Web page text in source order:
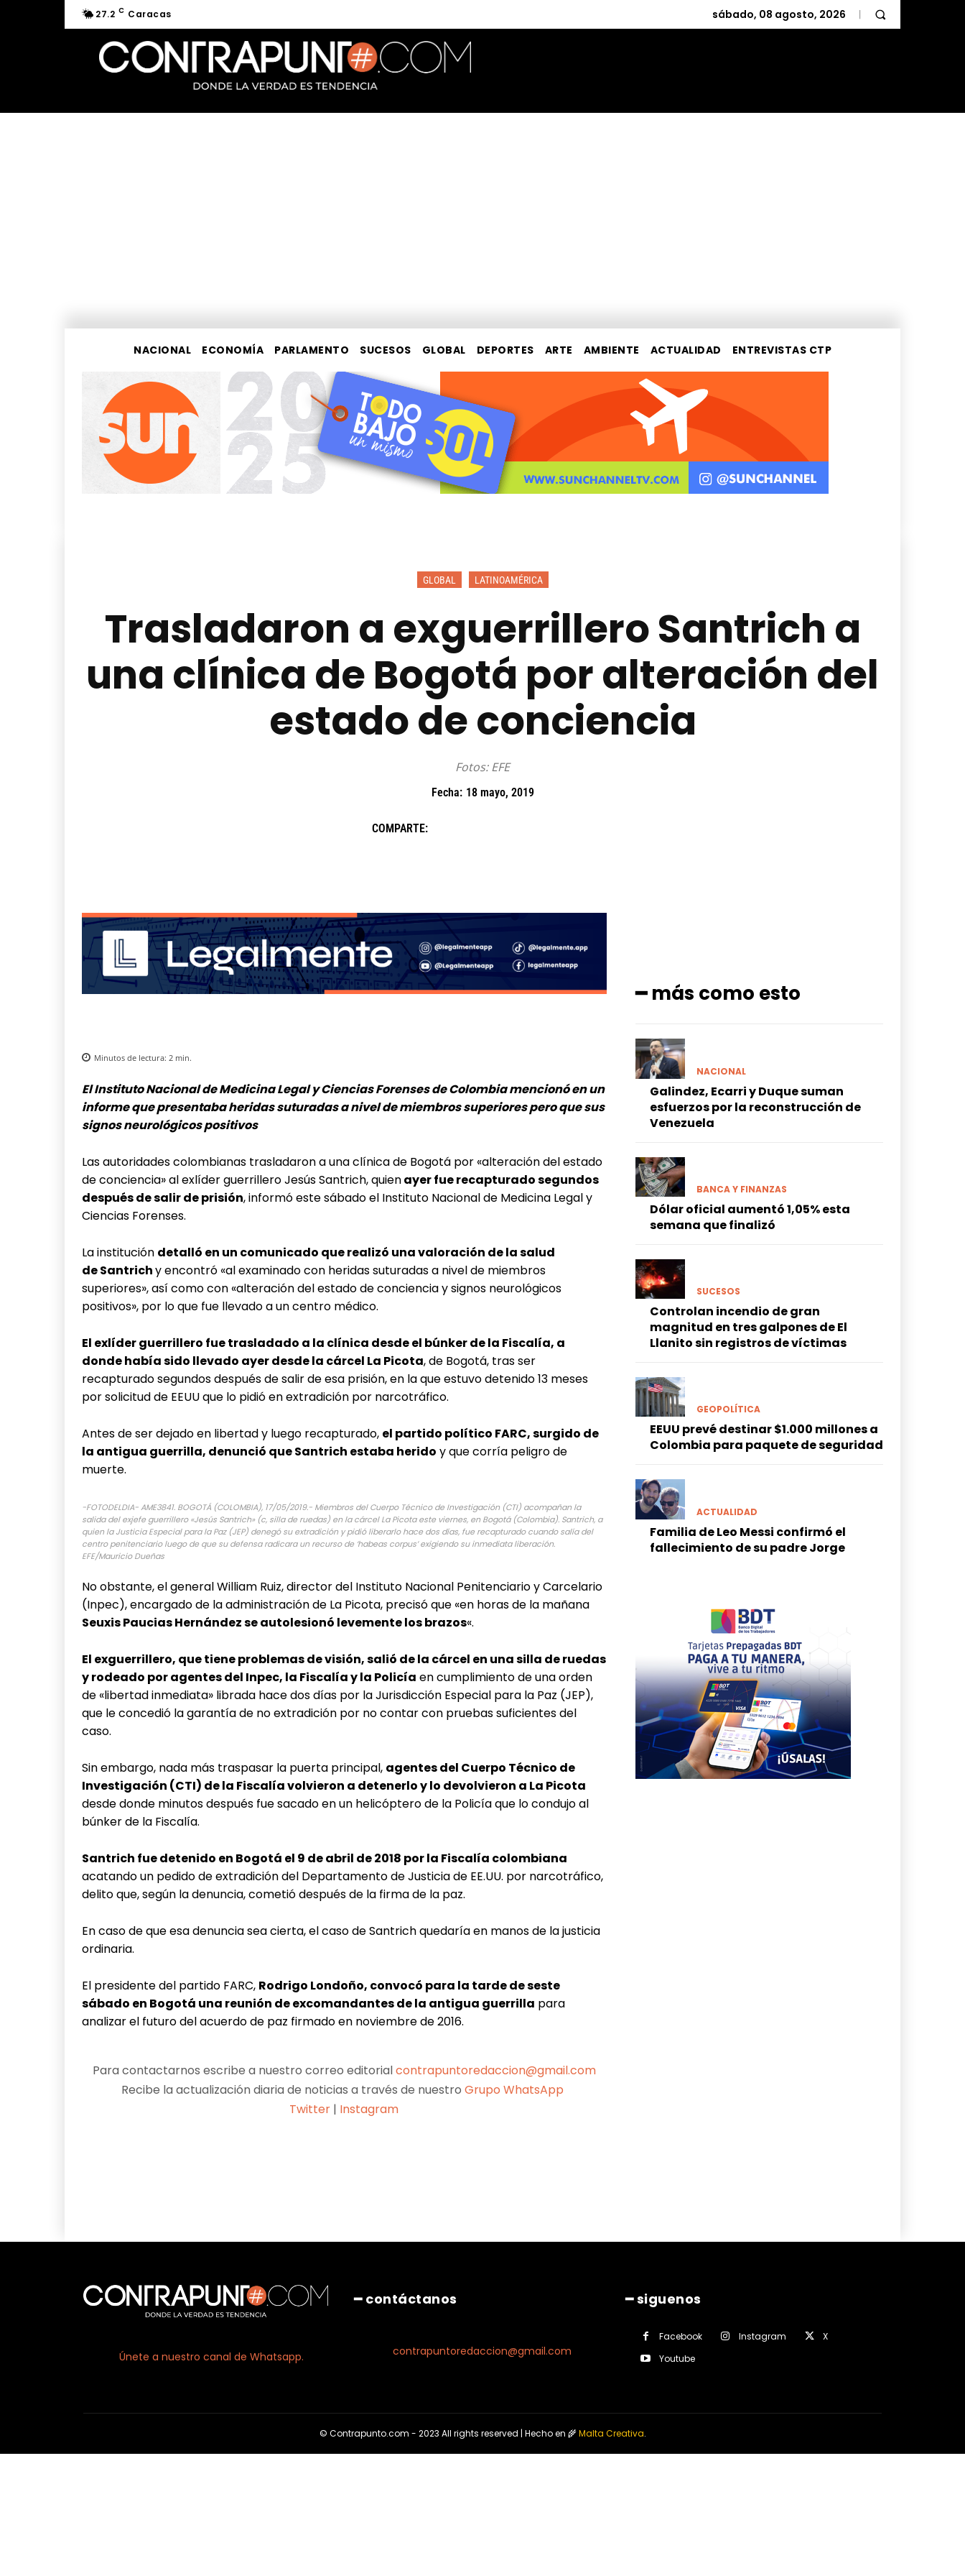
27.2 C Caracas sábado, 08 agosto, 2026
NACIONAL ECONOMÍA PARLAMENTO SUCESOS GLOBAL DEPORTES ARTE AMBIENTE ACTUALIDAD ENTREVISTAS CTP
GLOBAL LATINOAMÉRICA
Trasladaron a exguerrillero Santrich a
una clínica de Bogotá por alteración del
estado de conciencia
Fotos: EFE
Fecha: 18 mayo, 2019
COMPARTE:
Minutos de lectura: 2 min.
El Instituto Nacional de Medicina Legal y Ciencias Forenses de Colombia mencionó en un
informe que presentaba heridas suturadas a nivel de miembros superiores pero que sus
signos neurológicos positivos
Las autoridades colombianas trasladaron a una clínica de Bogotá por «alteración del estado
de conciencia» al exlíder guerrillero Jesús Santrich, quienayer fue recapturado segundos
después de salir de prisión, informó este sábado el Instituto Nacional de Medicina Legal y
Ciencias Forenses.
La institución detalló en un comunicado que realizó una valoración de la salud
de Santrichy encontró «al examinado con heridas suturadas a nivel de miembros
superiores», así como con «alteración del estado de conciencia y signos neurológicos
positivos», por lo que fue llevado a un centro médico.
El exlíder guerrillero fue trasladado a la clínica desde el búnker de la Fiscalía, a
donde había sido llevado ayer desde la cárcel La Picota, de Bogotá, tras ser
recapturado segundos después de salir de esa prisión, en la que estuvo detenido 13 meses
por solicitud de EEUU que lo pidió en extradición por narcotráfico.
Antes de ser dejado en libertad y luego recapturado, el partido político FARC, surgido de
la antigua guerrilla, denunció que Santrich estaba herido y que corría peligro de
muerte.
-FOTODELDIA- AME3841. BOGOTÁ (COLOMBIA), 17/05/2019.- Miembros del Cuerpo Técnico de Investigación (CTI) acompañan la
salida del exjefe guerrillero «Jesús Santrich» (c, silla de ruedas) en la cárcel La Picota este viernes, en Bogotá (Colombia). Santrich, a
quien la Justicia Especial para la Paz (JEP) denegó su extradición y pidió liberarlo hace dos días, fue recapturado cuando salía del
centro penitenciario luego de que su defensa radicara un recurso de ‘habeas corpus’ exigiendo su inmediata liberación.
EFE/Mauricio Dueñas
No obstante, el general William Ruiz, director del Instituto Nacional Penitenciario y Carcelario
(Inpec), encargado de la administración de La Picota, precisó que «en horas de la mañana
Seuxis Paucias Hernández se autolesionó levemente los brazos«.
El exguerrillero, que tiene problemas de visión, salió de la cárcel en una silla de ruedas
y rodeado por agentes del Inpec, la Fiscalía y la Policía en cumplimiento de una orden
de «libertad inmediata» librada hace dos días por la Jurisdicción Especial para la Paz (JEP),
que le concedió la garantía de no extradición por no contar con pruebas suficientes del
caso.
Sin embargo, nada más traspasar la puerta principal, agentes del Cuerpo Técnico de
Investigación (CTI) de la Fiscalía volvieron a detenerlo y lo devolvieron a La Picota
desde donde minutos después fue sacado en un helicóptero de la Policía que lo condujo al
búnker de la Fiscalía.
Santrich fue detenido en Bogotá el 9 de abril de 2018 por la Fiscalía colombiana
acatando un pedido de extradición del Departamento de Justicia de EE.UU. por narcotráfico,
delito que, según la denuncia, cometió después de la firma de la paz.
En caso de que esa denuncia sea cierta, el caso de Santrich quedaría en manos de la justicia
ordinaria.
El presidente del partido FARC, Rodrigo Londoño, convocó para la tarde de seste
sábado en Bogotá una reunión de excomandantes de la antigua guerrilla para
analizar el futuro del acuerdo de paz firmado en noviembre de 2016.
Para contactarnos escribe a nuestro correo editorialcontrapuntoredaccion@gmail.com
Recibe la actualización diaria de noticias a través de nuestroGrupo WhatsApp
Twitter | Instagram
━ más como esto
NACIONAL
Galindez, Ecarri y Duque suman
esfuerzos por la reconstrucción de
Venezuela
BANCA Y FINANZAS
Dólar oficial aumentó 1,05% esta
semana que finalizó
SUCESOS
Controlan incendio de gran
magnitud en tres galpones de El
Llanito sin registros de víctimas
GEOPOLÍTICA
EEUU prevé destinar $1.000 millones a
Colombia para paquete de seguridad
ACTUALIDAD
Familia de Leo Messi confirmó el
fallecimiento de su padre Jorge
Únete a nuestro canal de Whatsapp.
━ contáctanos
contrapuntoredaccion@gmail.com
━ siguenos
Facebook Instagram
X
Youtube
© Contrapunto.com - 2023 All rights reserved | Hecho en 🌾Malta Creativa.